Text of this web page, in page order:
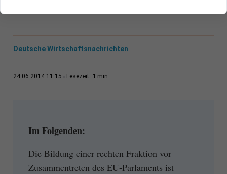
Deutsche Wirtschaftsnachrichten
24.06.2014 11:15 Lesezeit: 1 min
Im Folgenden:
Die Bildung einer rechten Fraktion vor
Zusammentreten des EU-Parlaments ist